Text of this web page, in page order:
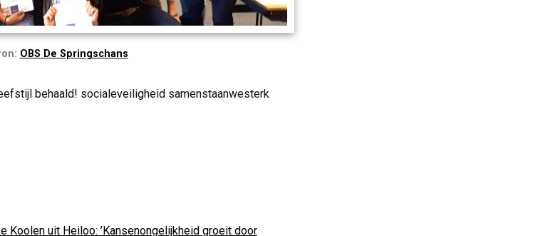
OBS De Springschans
behaald! socialeveiligheid samenstaanwesterk
Koolen uit Heiloo: ’Kansenongelijkheid groeit door